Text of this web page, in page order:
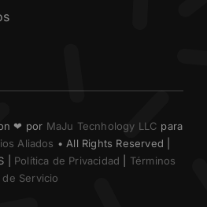
❤ por MaJu Tecnhology LLC para
Aliados • All Rights Reserved |
| Política de Privacidad
Términos
de Servicio